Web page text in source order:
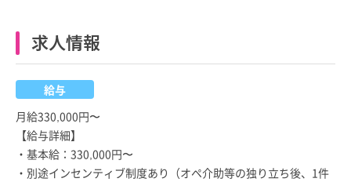
求人情報
給与
月給330,000円〜
【給与詳細】
・基本給：330,000円〜
・別途インセンティブ制度あり（オペ介助等の独り立ち後、1件